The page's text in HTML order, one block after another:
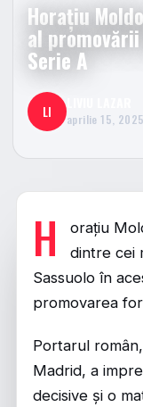
Horațiu
al
Serie A
LI aprilie 15, 2025
H
orațiu
dintre cei
Sassuolo în
promovarea
Portarul
Madrid, a
decisive și o